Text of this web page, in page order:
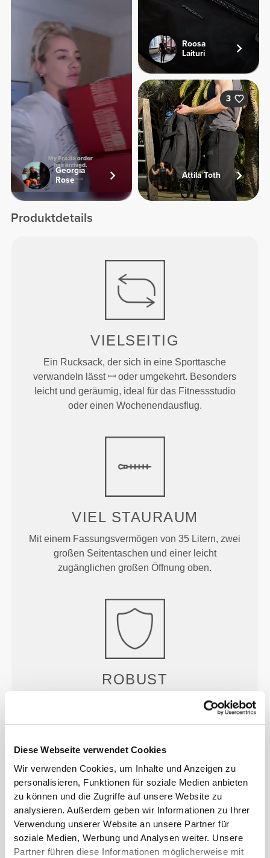
Diese Webseite verwendet Cookies
Wir verwenden Cookies, um Inhalte und Anzeigen zu
personalisieren, Funktionen für soziale Medien anbieten
zu können und die Zugriffe auf unsere Website zu
analysieren. Außerdem geben wir Informationen zu Ihrer
Verwendung unserer Website an unsere Partner für
soziale Medien, Werbung und Analysen weiter. Unsere
Partner führen diese Informationen möglicherweise mit
Georgia
Rose
Roosa
Laituri
3
Attila Toth
Produktdetails
VIELSEITIG
Ein Rucksack, der sich in eine Sporttasche
verwandeln lässt ꟷ oder umgekehrt. Besonders
leicht und geräumig, ideal für das Fitnessstudio
oder einen Wochenendausflug.
VIEL STAURAUM
Mit einem Fassungsvermögen von 35 Litern, zwei
großen Seitentaschen und einer leicht
zugänglichen großen Öffnung oben.
ROBUST
Hergestellt aus strapazierfähigen Materialien und
mit verstärkter Konstruktion für maximale
PRODUKTEIGENSCHAFTEN